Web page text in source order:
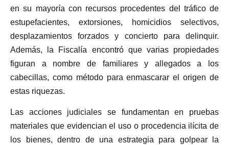
en su mayoría con recursos procedentes del tráfico de
estupefacientes, extorsiones, homicidios selectivos,
desplazamientos forzados y concierto para delinquir.
Además, la Fiscalía encontró que varias propiedades
figuran a nombre de familiares y allegados a los
cabecillas, como método para enmascarar el origen de
estas riquezas.
Las acciones judiciales se fundamentan en pruebas
materiales que evidencian el uso o procedencia ilícita de
los bienes, dentro de una estrategia para golpear la